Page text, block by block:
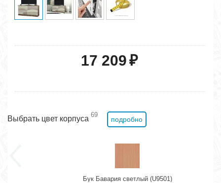
17 209₽
Выбрать цвет корпуса 69
подробно
Бук Бавария светлый (U9501)